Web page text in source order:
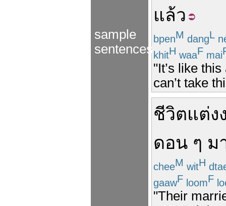
sample
sentences
แล้ว
bpenM dangL
khitH waaF mai
"It’s like
can’t take
ชีวิตแต่ง
ดอน ๆ ม
cheeM witH
gaawF loomF
"Their